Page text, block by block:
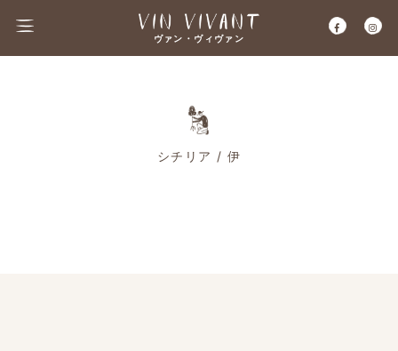
ヴァン・ヴィヴァン
シチリア / 伊